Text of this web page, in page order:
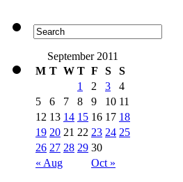
September 2011
M T W T F S S
« Aug Oct »
1 2 3
4
5
6 7 8 9 10 11
12 13 14 15 16 17 18
19 20 21 22 23 24 25
26 27 28 29 30